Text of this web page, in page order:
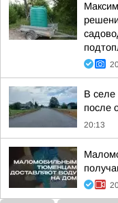
В селе
после
20:13